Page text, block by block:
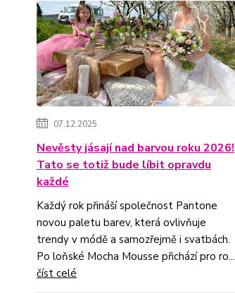
07.12.2025
Nevěsty jásají nad barvou roku 2026!
Tato se totiž bude líbit opravdu
každé
Každý rok přináší společnost Pantone
novou paletu barev, která ovlivňuje
trendy v módě a samozřejmě i svatbách.
Po loňské Mocha Mousse přichází pro ro...
číst celé